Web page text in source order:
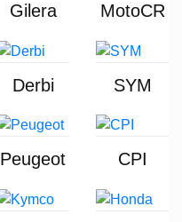
Gilera MotoCR
Derbi SYM
Peugeot CPI